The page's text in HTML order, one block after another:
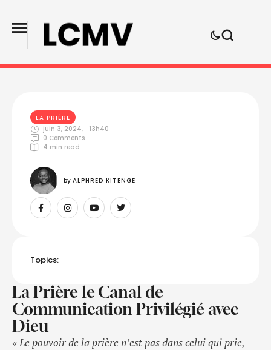
LA PRIÈRE
juin 3, 2024,
13h40
0 Comments
4 min read
by ALPHRED KITENGE
Topics:
La Prière le Canal de
Communication Privilégié avec
Dieu
« Le pouvoir de la prière n’est pas dans celui qui prie,